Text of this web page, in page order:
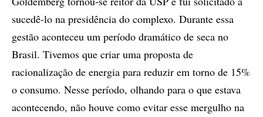
sucedê-lo na presidência do complexo. Durante essa
gestão aconteceu um período dramático de seca no
Brasil. Tivemos que criar uma proposta de
racionalização de energia para reduzir em torno de 15%
o consumo. Nesse período, olhando para o que estava
acontecendo, não houve como evitar esse mergulho na